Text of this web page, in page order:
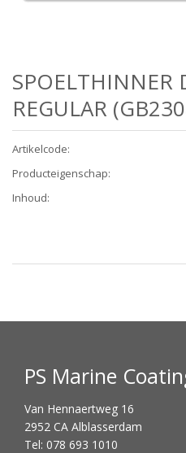
SPOELTHINNER
REGULAR
Artikelcode:
Producteigenschap:
Inhoud:
PS Marine
Van Hennaertweg 16
2952 CA Alblasserdam
Tel: 078 693 1010